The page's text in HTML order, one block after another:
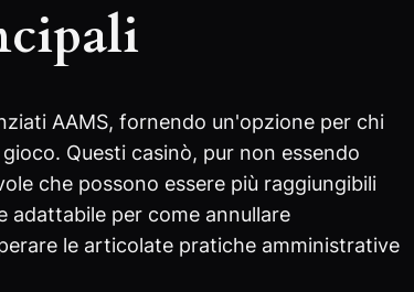
AAMS, fornendo un'opzione per chi
Questi casinò, pur non essendo
che possono essere più raggiungibili
adattabile per come annullare
le articolate pratiche amministrative